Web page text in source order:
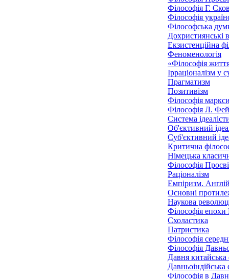
Філософія Г.
Філософія
Філософська
Дохристиянські
Екзистенційна
Феноменологія
«Філософія
Ірраціоналізм у
Прагматизм
Позитивізм
Філософія
Філософія Л.
Система
Об'єктивний
Суб'єктивний
Критична
Німецька
Філософія
Раціоналізм
Емпіризм.
Основні
Наукова
Філософія
Схоластика
Патристика
Філософія
Філософія
Давня китайська
Давньоіндійська
Філософія в